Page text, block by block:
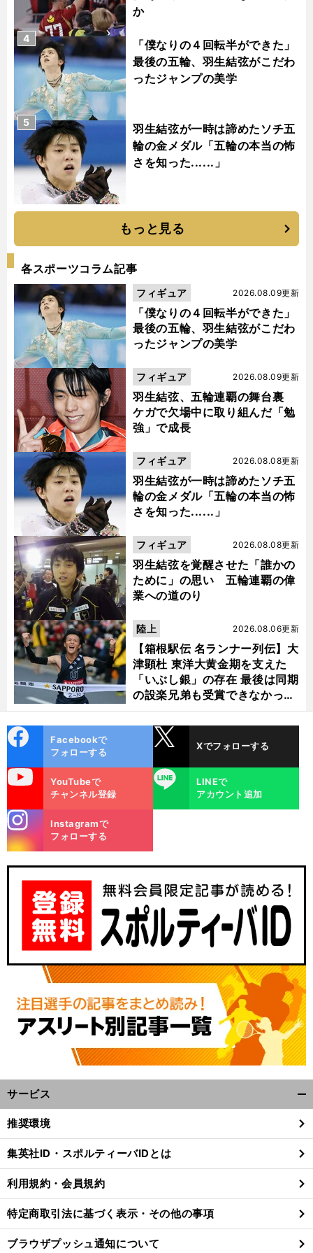
か
「僕なりの４回転半ができた」
最後の五輪、羽生結弦がこだわ
ったジャンプの美学
4
羽生結弦が一時は諦めたソチ五
輪の金メダル「五輪の本当の怖
さを知った......」
5
もっと見る
各スポーツコラム記事
「僕なりの４回転半ができた」
最後の五輪、羽生結弦がこだわ
ったジャンプの美学
2026.08.09更新
フィギュア
羽生結弦、五輪連覇の舞台裏
ケガで欠場中に取り組んだ「勉
強」で成長
2026.08.09更新
フィギュア
羽生結弦が一時は諦めたソチ五
輪の金メダル「五輪の本当の怖
さを知った......」
2026.08.08更新
フィギュア
羽生結弦を覚醒させた「誰かの
ために」の思い 五輪連覇の偉
業への道のり
2026.08.08更新
フィギュア
【箱根駅伝 名ランナー列伝】大
津顕杜 東洋大黄金期を支えた
「いぶし銀」の存在 最後は同期
の設楽兄弟も受賞できなかった
金栗杯に輝く
2026.08.06更新
陸上
ok
Facebookで
フォローする
Xでフォローする
YouTubeで
チャンネル登録
LINE
LINEで
アカウント追加
m
Instagramで
フォローする
サービス
閉
る
推奨環境
集英社ID・スポルティーバIDとは
利用規約・会員規約
特定商取引法に基づく表示・その他の事項
ブラウザプッシュ通知について